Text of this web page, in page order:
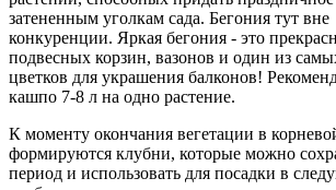
затененным уголкам сада. Бегония тут вне
конкуренции. Яркая бегония - это
подвесных корзин, вазонов и один из
цветков для украшения балконов!
кашпо 7-8 л на одно растение.
К моменту окончания вегетации в
формируются клубни, которые можно
период и использовать для посадки в